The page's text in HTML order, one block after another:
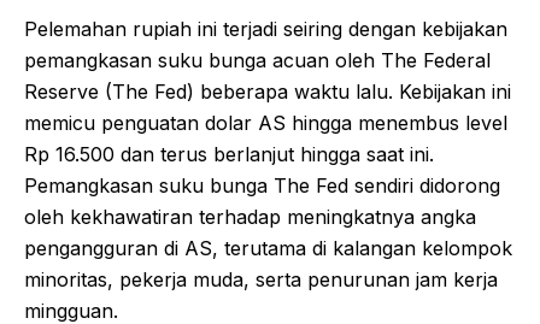
Pelemahan rupiah ini terjadi seiring dengan kebijakan
pemangkasan suku bunga acuan oleh The Federal
Reserve (The Fed) beberapa waktu lalu. Kebijakan ini
memicu penguatan dolar AS hingga menembus level
Rp 16.500 dan terus berlanjut hingga saat ini.
Pemangkasan suku bunga The Fed sendiri didorong
oleh kekhawatiran terhadap meningkatnya angka
pengangguran di AS, terutama di kalangan kelompok
minoritas, pekerja muda, serta penurunan jam kerja
mingguan.